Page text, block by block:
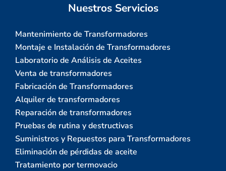
Nuestros Servicios
Mantenimiento de Transformadores
Montaje e Instalación de Transformadores
Laboratorio de Análisis de Aceites
Venta de transformadores
Fabricación de Transformadores
Alquiler de transformadores
Reparación de transformadores
Pruebas de rutina y destructivas
Suministros y Repuestos para Transformadores
Eliminación de pérdidas de aceite
Tratamiento por termovacio